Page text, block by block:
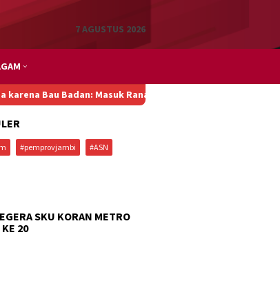
7 AGUSTUS 2026
Masuk Ranah Isu Global, Pemprov dan DPRD DKI,
#pemprovjambi #ASN
SKU KORAN METRO
20